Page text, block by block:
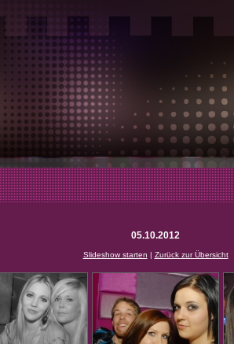
05.10.2012
Slideshow starten | Zurück zur Übersicht